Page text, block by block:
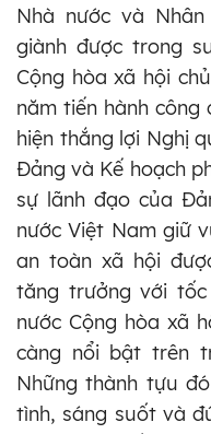
Nhà nước và
giành được trong
Cộng hòa xã hội
năm tiến hành
hiện thắng lợi Nghị
Đảng và Kế hoạch
sự lãnh đạo của
nước Việt Nam giữ
an toàn xã hội
tăng trưởng với
nước Cộng hòa xã
càng nổi bật trên
Những thành tựu
tình, sáng suốt và